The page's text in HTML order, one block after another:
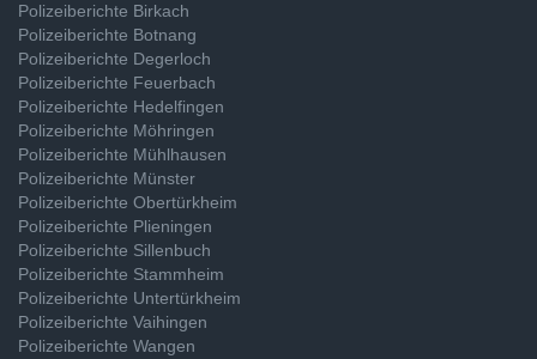
Polizeiberichte Birkach
Polizeiberichte Botnang
Polizeiberichte Degerloch
Polizeiberichte Feuerbach
Polizeiberichte Hedelfingen
Polizeiberichte Möhringen
Polizeiberichte Mühlhausen
Polizeiberichte Münster
Polizeiberichte Obertürkheim
Polizeiberichte Plieningen
Polizeiberichte Sillenbuch
Polizeiberichte Stammheim
Polizeiberichte Untertürkheim
Polizeiberichte Vaihingen
Polizeiberichte Wangen